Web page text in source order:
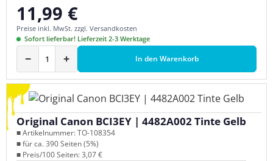
Regulärer Preis:
11,99 €
Preise inkl. MwSt. zzgl. Versandkosten
Sofort lieferbar! Lieferzeit 2-3 Werktage
− + In den Warenkorb
Original Canon BCI3EY | 4482A002 Tinte Gelb
■ Artikelnummer: TO-108354
■ für ca. 390 Seiten (5%)
■ Preis/100 Seiten: 3,07 €